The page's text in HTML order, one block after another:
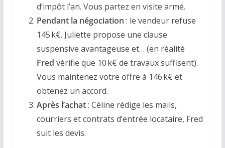
d’impôt l’an. Vous partez en visite armé.
Pendant la négociation : le vendeur refuse
145 k€. Juliette propose une clause
suspensive avantageuse et… (en réalité
Fred vérifie que 10 k€ de travaux suffisent).
Vous maintenez votre offre à 146 k€ et
obtenez un accord.
Après l’achat: Céline rédige les mails,
courriers et contrats d’entrée locataire, Fred
suit les devis.